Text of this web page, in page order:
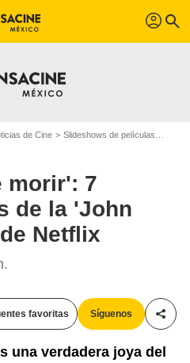
profil search
de Cine Slideshows de películas
morir': 7
de la 'John
Netflix
favoritas Síguenos
una verdadera joya del